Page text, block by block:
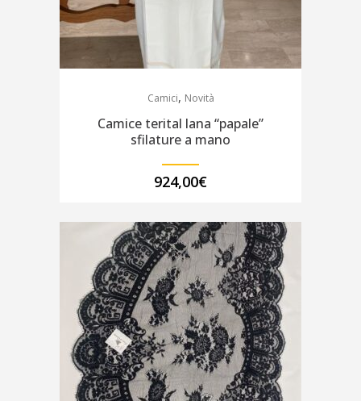
Camici, Novità
Camice terital lana “papale”
sfilature a mano
924,00€